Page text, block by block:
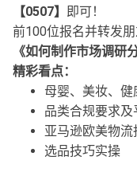
【0507】
即可！
前100位报名并转发
《如何制作市场调研
精彩看点：
母婴、美妆、健
品类合规要求及
亚马逊欧美物流
选品技巧实操